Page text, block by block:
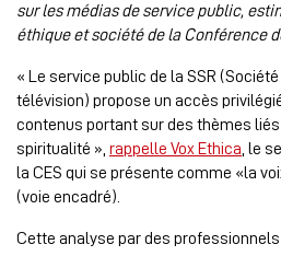
sur les médias de service public,
éthique et société de la Conférence
« Le service public de la SSR
télévision) propose un accès
contenus portant sur des thèmes
spiritualité », rappelle Vox Ethica , le
la CES qui se présente comme «la
(voie encadré).
Cette analyse par des